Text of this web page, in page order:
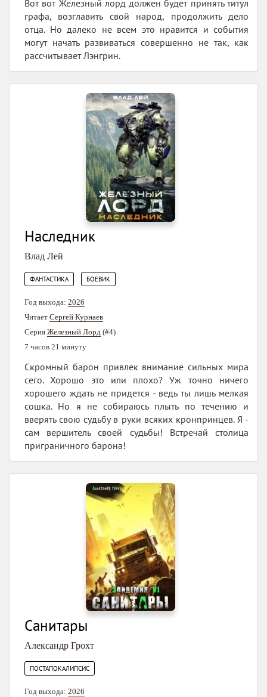
Вот вот Железный лорд должен будет принять титул
графа, возглавить свой народ, продолжить дело
отца. Но далеко не всем это нравится и события
могут начать развиваться совершенно не так, как
рассчитывает Лэнгрин.
Наследник
Влад Лей
ФАНТАСТИКА БОЕВИК
Год выхода: 2026
Читает Сергей Курнаев
Серия Железный Лорд (#4)
7 часов 21 минуту
Скромный барон привлек внимание сильных мира
сего. Хорошо это или плохо? Уж точно ничего
хорошего ждать не придется - ведь ты лишь мелкая
сошка. Но я не собираюсь плыть по течению и
вверять свою судьбу в руки всяких кронпринцев. Я -
сам вершитель своей судьбы! Встречай столица
приграничного барона!
Санитары
Александр Грохт
ПОСТАПОКАЛИПСИС
Год выхода: 2026